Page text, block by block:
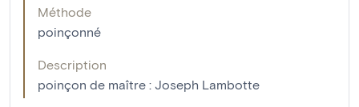
Méthode
poinçonné
Description
poinçon de maître : Joseph Lambotte